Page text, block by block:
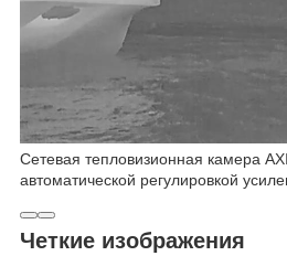
Сетевая тепловизионная камера
автоматической регулировкой
Четкие изображения